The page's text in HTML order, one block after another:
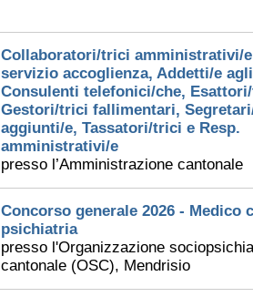
Collaboratori/trici amministrativi/
servizio accoglienza, Addetti/e
Consulenti telefonici/che,
Gestori/trici fallimentari,
aggiunti/e, Tassatori/trici e Resp.
amministrativi/e
presso l’Amministrazione cantonale
Concorso generale 2026 - Medico
psichiatria
presso l'Organizzazione
cantonale (OSC), Mendrisio